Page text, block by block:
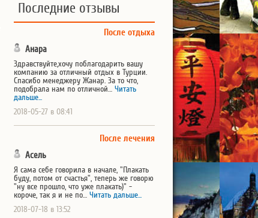
Последние отзывы
После отдыха
Анара
Здравствуйте,хочу поблагодарить вашу
компанию за отличный отдых в Турции.
Спасибо менеджеру Жанар. За то что,
подобрала нам по отличной… Читать
дальше...
2018-05-27 в 08:41
После лечения
Асель
Я сама себе говорила в начале, "Плакать
буду, потом от счастья", теперь же говорю
"ну все прошло, что уже плакать)" -
короче, так я и не по… Читать дальше...
2018-07-18 в 13:52